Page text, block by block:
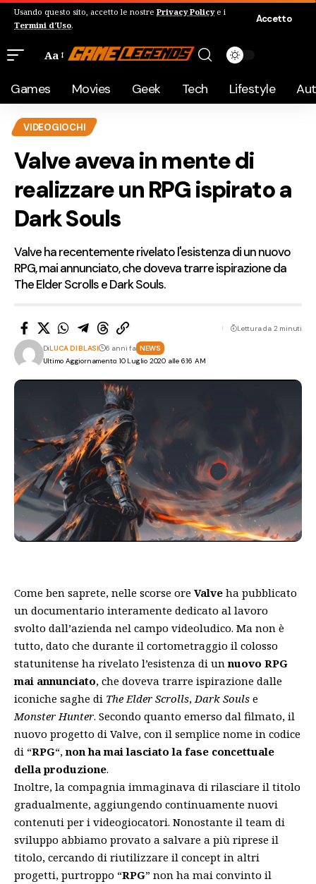
Usando questo sito, accetto le nostre Privacy Policye i
Termini d'Uso.
Accetto
Aa
Games Movies Geek Tech Lifestyle
VIDEOGIOCHI
Valve aveva in mente di
realizzare un RPG ispirato a
Dark Souls
Valve ha recentemente rivelato l'esistenza di un nuovo
RPG, mai annunciato, che doveva trarre ispirazione da
The Elder Scrolls e Dark Souls.
Ultimo Aggiornamento: 10 Luglio 2020 alle 6:16 AM
DiLUCA DI BLASI 6 anni fa NEWS
Lettura da 2 minuti
Come ben saprete, nelle scorse ore Valve ha pubblicato
un documentario interamente dedicato al lavoro
svolto dall’azienda nel campo videoludico. Ma non è
tutto, dato che durante il cortometraggio il colosso
statunitense ha rivelato l’esistenza di unnuovo RPG
mai annunciato, che doveva trarre ispirazione dalle
iconiche saghe di The Elder Scrolls, Dark Souls e
Monster Hunter. Secondo quanto emerso dal filmato, il
nuovo progetto di Valve, con il semplice nome in codice
di “RPG“,non ha mai lasciato la fase concettuale
della produzione.
Inoltre, la compagnia immaginava di rilasciare il titolo
gradualmente, aggiungendo continuamente nuovi
contenuti per i videogiocatori. Nonostante il team di
sviluppo abbiamo provato a salvare a più riprese il
titolo, cercando di riutilizzare il concept in altri
progetti, purtroppo “RPG” non ha mai convinto il